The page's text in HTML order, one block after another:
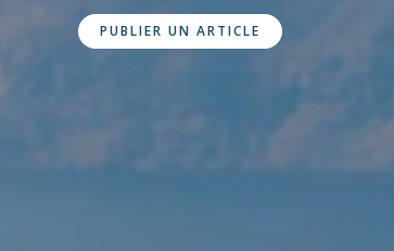
PUBLIER UN ARTICLE